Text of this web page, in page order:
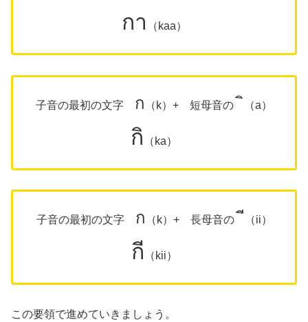
กา （kaa）
子音の最初の文字 ก （k）+ 短母音の ิ （a）
กิ （ka）
子音の最初の文字 ก （k）+ 長母音の ี （ii）
กี （kii）
この要領で進めていきましょう。